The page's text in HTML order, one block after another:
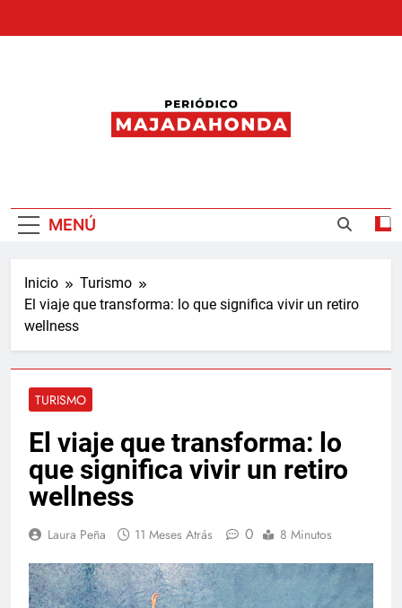
Majadahonda
MENÚ
Inicio
Turismo
El viaje que transforma: lo que significa vivir un retiro
wellness
TURISMO
El viaje que transforma: lo
que significa vivir un retiro
wellness
Laura Peña 11 Meses Atrás 0 8 Minutos